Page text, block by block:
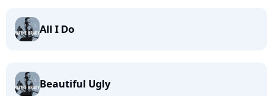
All I Do
Beautiful Ugly